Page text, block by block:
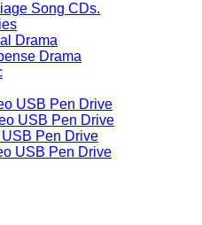
Song CDs.
Drama
Drama
USB Pen Drive
USB Pen Drive
Pen Drive
USB Pen Drive